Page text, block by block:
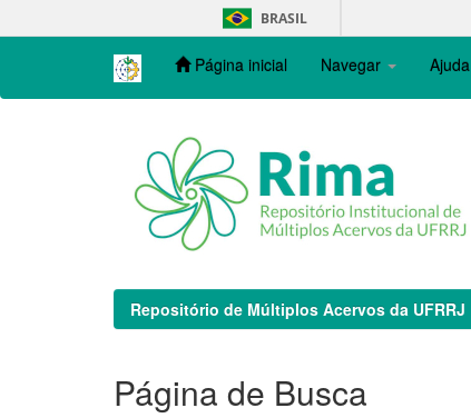
navigation
BRASIL
Página inicial Navegar Ajuda
Repositório de Múltiplos Acervos da UFRRJ
Página de Busca